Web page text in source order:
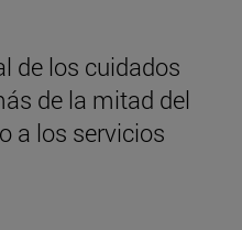
de los cuidados
de la mitad del
a los servicios